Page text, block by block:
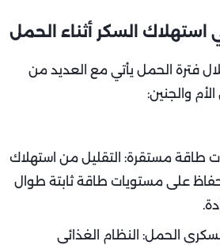
استهلاك السكر أثناء الحمل
فترة الحمل يأتي مع العديد من
والجنين:
طاقة مستقرة: التقليل من استهلاك
على مستويات طاقة ثابتة طوال
الحمل: النظام الغذائي